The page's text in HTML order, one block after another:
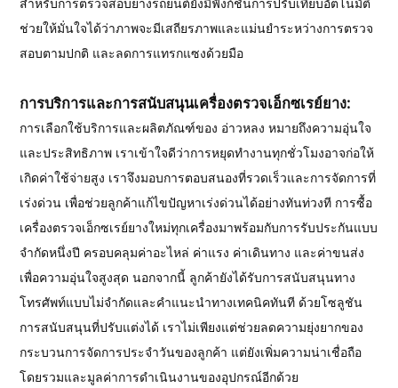
ช่วยให้มั่นใจได้ว่าภาพจะมีเสถียรภาพและแม่นยำระหว่างการตรวจ
สอบตามปกติ และลดการแทรกแซงด้วยมือ
การบริการและการสนับสนุนเครื่องตรวจเอ็กซเรย์ยาง:
การเลือกใช้บริการและผลิตภัณฑ์ของ อ่าวหลง หมายถึงความอุ่นใจ
และประสิทธิภาพ เราเข้าใจดีว่าการหยุดทำงานทุกชั่วโมงอาจก่อให้
เกิดค่าใช้จ่ายสูง เราจึงมอบการตอบสนองที่รวดเร็วและการจัดการที่
เร่งด่วน เพื่อช่วยลูกค้าแก้ไขปัญหาเร่งด่วนได้อย่างทันท่วงที การซื้อ
เครื่องตรวจเอ็กซเรย์ยางใหม่ทุกเครื่องมาพร้อมกับการรับประกันแบบ
จำกัดหนึ่งปี ครอบคลุมค่าอะไหล่ ค่าแรง ค่าเดินทาง และค่าขนส่ง
เพื่อความอุ่นใจสูงสุด นอกจากนี้ ลูกค้ายังได้รับการสนับสนุนทาง
โทรศัพท์แบบไม่จำกัดและคำแนะนำทางเทคนิคทันที ด้วยโซลูชัน
การสนับสนุนที่ปรับแต่งได้ เราไม่เพียงแต่ช่วยลดความยุ่งยากของ
กระบวนการจัดการประจำวันของลูกค้า แต่ยังเพิ่มความน่าเชื่อถือ
โดยรวมและมูลค่าการดำเนินงานของอุปกรณ์อีกด้วย